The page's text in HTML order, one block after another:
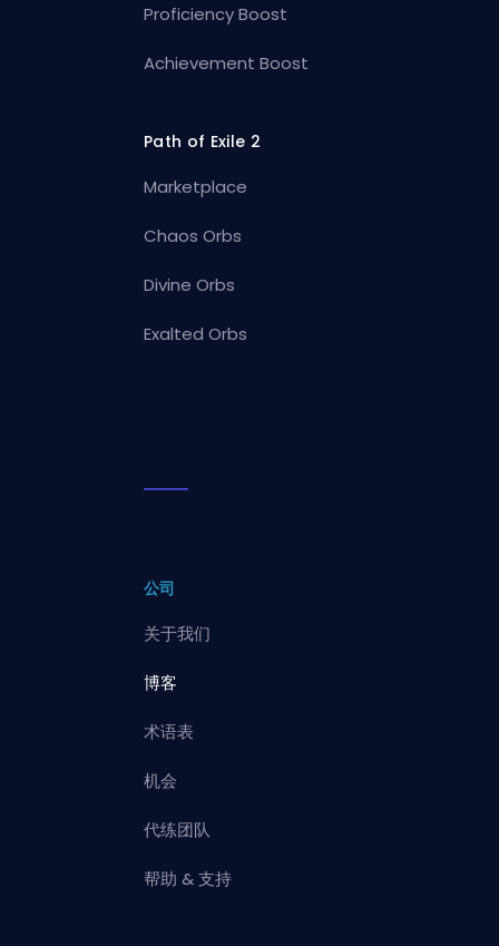
Proficiency Boost
Achievement Boost
Path of Exile 2
Marketplace
Chaos Orbs
Divine Orbs
Exalted Orbs
公司
关于我们
博客
术语表
机会
代练团队
帮助 & 支持